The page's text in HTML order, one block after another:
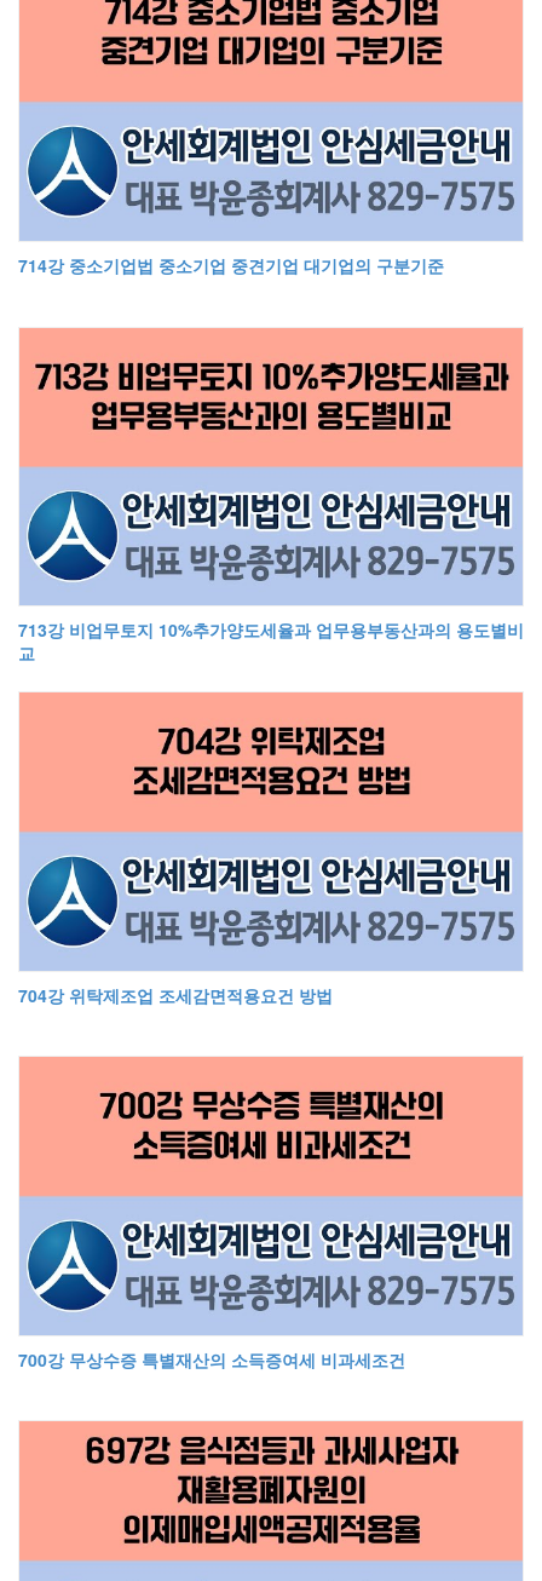
714강 중소기업법 중소기업 중견기업 대기업의 구분기준
713강 비업무토지 10%추가양도세율과 업무용부동산과의 용도별비
교
704강 위탁제조업 조세감면적용요건 방법
700강 무상수증 특별재산의 소득증여세 비과세조건